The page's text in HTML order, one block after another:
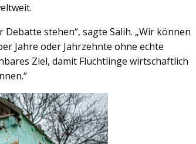
stehen“, sagte Salih. „Wir können
Jahre oder Jahrzehnte ohne echte
Ziel, damit Flüchtlinge wirtschaftlich